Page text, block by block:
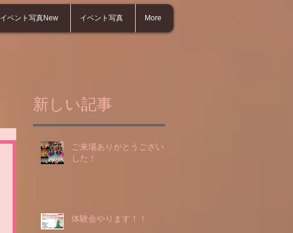
イベント写真New イベント写真 More
新しい記事
ご来場ありがとうございま
した！
体験会やります！！